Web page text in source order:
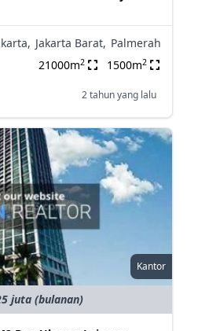
Jakarta Barat, Palmerah
21000m2 1500m2
2 tahun yang lalu
Kantor
juta (bulanan)